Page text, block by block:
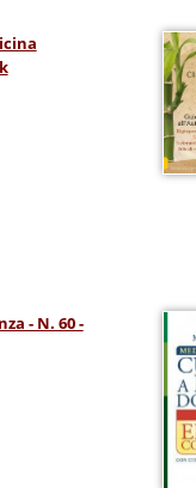
- N. 60 -